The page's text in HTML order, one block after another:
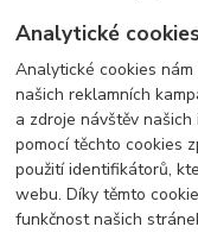
Analytické
Analytické cookies
našich reklamních
a zdroje návštěv
pomocí těchto cookies
použití identifikátorů,
webu. Díky těmto
funkčnost našich